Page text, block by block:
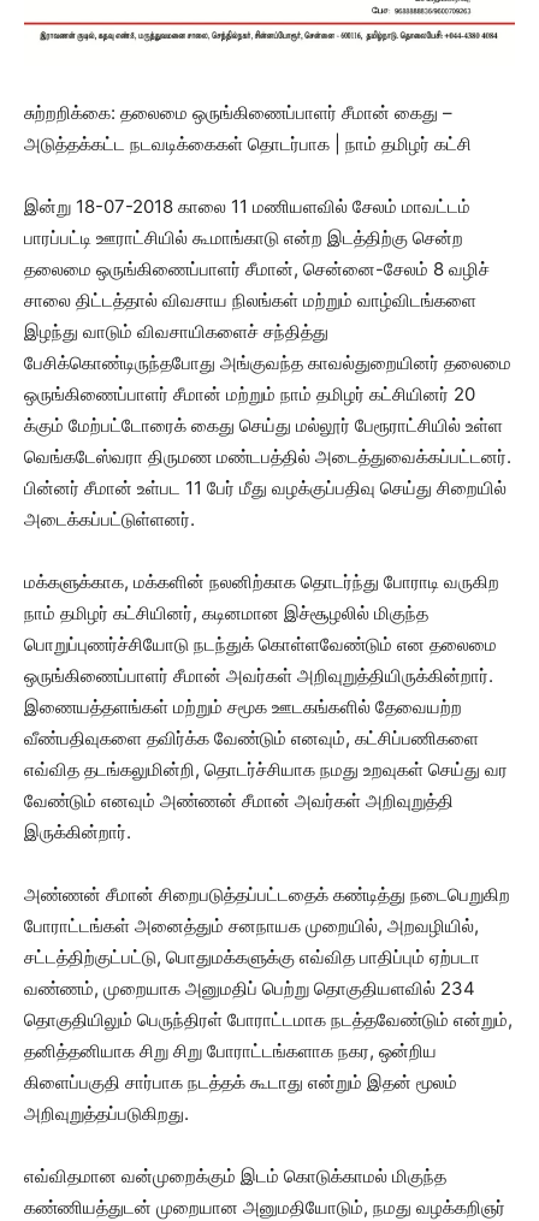
சுற்றறிக்கை: தலைமை ஒருங்கிணைப்பாளர் சீமான் கைது –
அடுத்தக்கட்ட நடவடிக்கைகள் தொடர்பாக | நாம் தமிழர் கட்சி
இன்று 18-07-2018 காலை 11 மணியளவில் சேலம் மாவட்டம்
பாரப்பட்டி ஊராட்சியில் கூமாங்காடு என்ற இடத்திற்கு சென்ற
தலைமை ஒருங்கிணைப்பாளர் சீமான், சென்னை-சேலம் 8 வழிச்
சாலை திட்டத்தால் விவசாய நிலங்கள் மற்றும் வாழ்விடங்களை
இழந்து வாடும் விவசாயிகளைச் சந்தித்து
பேசிக்கொண்டிருந்தபோது அங்குவந்த காவல்துறையினர் தலைமை
ஒருங்கிணைப்பாளர் சீமான் மற்றும் நாம் தமிழர் கட்சியினர் 20
க்கும் மேற்பட்டோரைக் கைது செய்து மல்லூர் பேரூராட்சியில் உள்ள
வெங்கடேஸ்வரா திருமண மண்டபத்தில் அடைத்துவைக்கப்பட்டனர்.
பின்னர் சீமான் உள்பட 11 பேர் மீது வழக்குப்பதிவு செய்து சிறையில்
அடைக்கப்பட்டுள்ளனர்.
மக்களுக்காக, மக்களின் நலனிற்காக தொடர்ந்து போராடி வருகிற
நாம் தமிழர் கட்சியினர், கடினமான இச்சூழலில் மிகுந்த
பொறுப்புணர்ச்சியோடு நடந்துக் கொள்ளவேண்டும் என தலைமை
ஒருங்கிணைப்பாளர் சீமான் அவர்கள் அறிவுறுத்தியிருக்கின்றார்.
இணையத்தளங்கள் மற்றும் சமூக ஊடகங்களில் தேவையற்ற
வீண்பதிவுகளை தவிர்க்க வேண்டும் எனவும், கட்சிப்பணிகளை
எவ்வித தடங்கலுமின்றி, தொடர்ச்சியாக நமது உறவுகள் செய்து வர
வேண்டும் எனவும் அண்ணன் சீமான் அவர்கள் அறிவுறுத்தி
இருக்கின்றார்.
அண்ணன் சீமான் சிறைபடுத்தப்பட்டதைக் கண்டித்து நடைபெறுகிற
போராட்டங்கள் அனைத்தும் சனநாயக முறையில், அறவழியில்,
சட்டத்திற்குட்பட்டு, பொதுமக்களுக்கு எவ்வித பாதிப்பும் ஏற்படா
வண்ணம், முறையாக அனுமதிப் பெற்று தொகுதியளவில் 234
தொகுதியிலும் பெருந்திரள் போராட்டமாக நடத்தவேண்டும் என்றும்,
தனித்தனியாக சிறு சிறு போராட்டங்களாக நகர, ஒன்றிய
கிளைப்பகுதி சார்பாக நடத்தக் கூடாது என்றும் இதன் மூலம்
அறிவுறுத்தப்படுகிறது.
எவ்விதமான வன்முறைக்கும் இடம் கொடுக்காமல் மிகுந்த
கண்ணியத்துடன் முறையான அனுமதியோடும், நமது வழக்கறிஞர்